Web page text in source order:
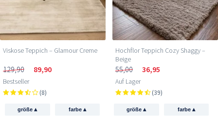
Viskose Teppich – Glamour Creme
129,90 89,90
Bestseller
(8)
größe▴ farbe ▴
Hochflor Teppich Cozy Shaggy –
Beige
55,00 36,95
Auf Lager
(39)
größe▴ farbe ▴